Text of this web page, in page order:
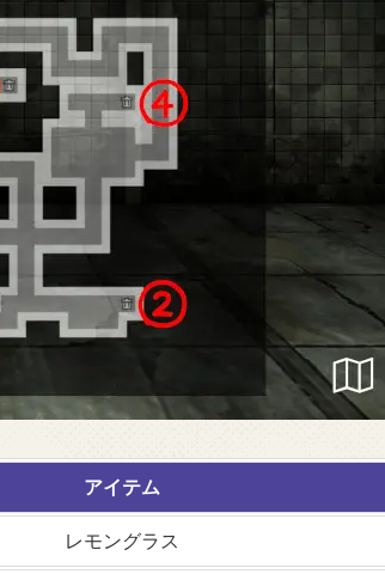
アイテム
レモングラス